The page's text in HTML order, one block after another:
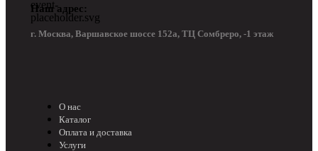
Наш адрес:
г. Москва, Варшавское шоссе 152а, ТЦ Сомбреро, -1 этаж
О нас
Каталог
Оплата и доставка
Услуги